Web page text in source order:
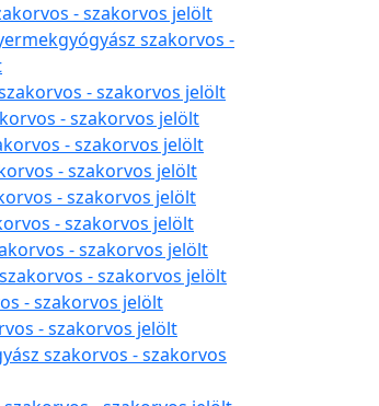
- szakorvos jelölt
szakorvos -
- szakorvos jelölt
- szakorvos jelölt
- szakorvos jelölt
- szakorvos jelölt
- szakorvos jelölt
- szakorvos jelölt
- szakorvos jelölt
- szakorvos jelölt
- szakorvos jelölt
- szakorvos jelölt
szakorvos - szakorvos